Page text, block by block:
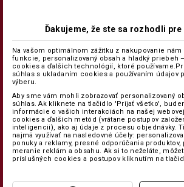
Ďakujeme, že ste sa rozhodli pre
Na vašom optimálnom zážitku z nakupovanie
funkcie, personalizovaný obsah a hladký priebeh
cookies a ďalších technológií, ktoré
súhlas s ukladaním cookies a používaním údajov
výberu.
Aby sme vám mohli zobrazovať personalizovaný
súhlas. Ak kliknete na tlačidlo 'Prijať všetko',
informácie o vašich interakciách na našej
cookies a ďalších metód (vrátane postupov
inteligencii), ako aj údaje z procesu objednávky.
najmä využívať na nasledovné účely:
ponuky a reklamy, presné odporúčania produktov,
meranie reklám a obsahu. Ak si to neželáte,
príslušných cookies a postupov kliknutím na